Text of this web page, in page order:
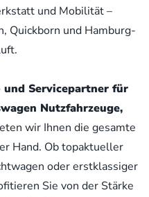
und Mobilität –
Quickborn und Hamburg-
Servicepartner für
Nutzfahrzeuge,
wir Ihnen die gesamte
Hand. Ob topaktueller
oder erstklassiger
Sie von der Stärke